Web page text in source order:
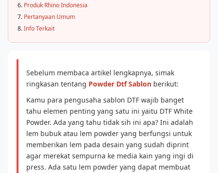
Produk Rhino Indonesia
Pertanyaan Umum
Info Terkait
Sebelum membaca artikel lengkapnya, simak
ringkasan tentang Powder Dtf Sablon berikut:
Kamu para pengusaha sablon DTF wajib banget
tahu elemen penting yang satu ini yaitu DTF White
Powder. Ada yang tahu tidak sih ini apa? Ini adalah
lem bubuk atau lem powder yang berfungsi untuk
memberikan lem pada desain yang sudah diprint
agar merekat sempurna ke media kain yang ingi di
press. Ada satu lem powder yang dapat membuat